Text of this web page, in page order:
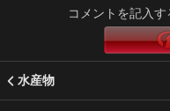
コメントを記入す
水産物